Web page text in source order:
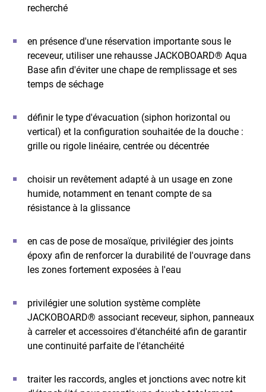
recherché
en présence d'une réservation importante sous le
receveur, utiliser une rehausse JACKOBOARD® Aqua
Base afin d'éviter une chape de remplissage et ses
temps de séchage
définir le type d'évacuation (siphon horizontal ou
vertical) et la configuration souhaitée de la douche :
grille ou rigole linéaire, centrée ou décentrée
choisir un revêtement adapté à un usage en zone
humide, notamment en tenant compte de sa
résistance à la glissance
en cas de pose de mosaïque, privilégier des joints
époxy afin de renforcer la durabilité de l'ouvrage dans
les zones fortement exposées à l'eau
privilégier une solution système complète
JACKOBOARD® associant receveur, siphon, panneaux
à carreler et accessoires d'étanchéité afin de garantir
une continuité parfaite de l'étanchéité
traiter les raccords, angles et jonctions avec notre kit